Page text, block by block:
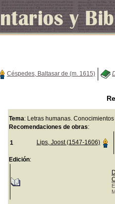
Céspedes, Baltasar de (m. 1615)
Tema: Letras humanas. Conocimientos
Recomendaciones de obras:
1 Lips, Joost (1547-1606)
Edición: